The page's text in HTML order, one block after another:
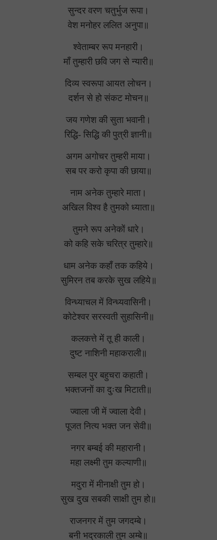
सुन्दर वरण चतुर्भुज रूपा।
वेश मनोहर ललित अनुपा॥
श्‍वेताम्बर रूप मनहारी।
माँ तुम्हारी छवि जग से न्यारी॥
दिव्य स्वरूपा आयत लोचन।
दर्शन से हो संकट मोचन॥
जय गणेश की सुता भवानी।
रिद्धि- सिद्धि की पुत्री ज्ञानी॥
अगम अगोचर तुम्हरी माया।
सब पर करो कृपा की छाया॥
नाम अनेक तुम्हारे माता।
अखिल विश्‍व है तुमको ध्याता॥
तुमने रूप अनेकों धारे।
को कहि सके चरित्र तुम्हारे॥
धाम अनेक कहाँ तक कहिये।
सुमिरन तब करके सुख लहिये॥
विन्ध्याचल में विन्ध्यवासिनी।
कोटेश्वर सरस्वती सुहासिनी॥
कलकत्ते में तू ही काली।
दुष्ट नाशिनी महाकराली॥
सम्बल पुर बहुचरा कहाती।
भक्तजनों का दुःख मिटाती॥
ज्वाला जी में ज्वाला देवी।
पूजत नित्य भक्त जन सेवी॥
नगर बम्बई की महारानी।
महा लक्ष्मी तुम कल्याणी॥
मदुरा में मीनाक्षी तुम हो।
सुख दुख सबकी साक्षी तुम हो॥
राजनगर में तुम जगदम्बे।
बनी भद्रकाली तुम अम्बे॥